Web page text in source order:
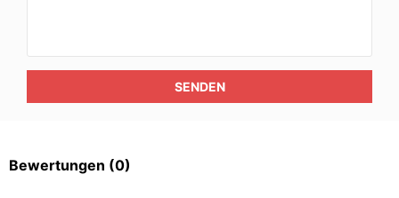
SENDEN
Bewertungen (0)